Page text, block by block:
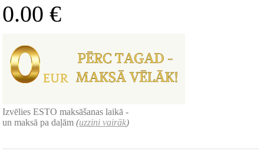
0.00€
Izvēlies ESTO maksāšanas laikā -
un maksā pa daļām(uzzini vairāk)